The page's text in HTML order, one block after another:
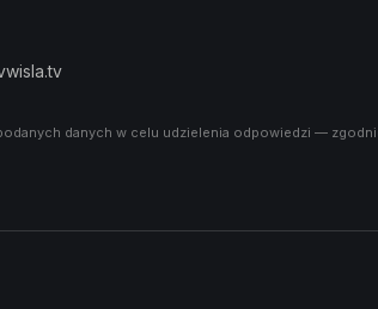
danych w celu udzielenia odpowiedzi —